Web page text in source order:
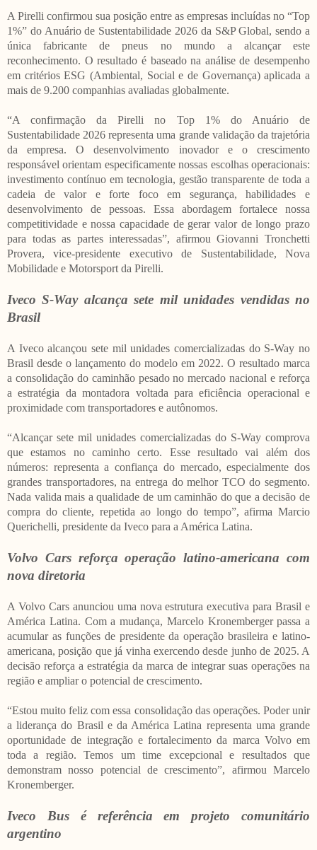
A Pirelli confirmou sua posição entre as empresas incluídas no “Top
1%” do Anuário de Sustentabilidade 2026 da S&P Global, sendo a
única fabricante de pneus no mundo a alcançar este
reconhecimento. O resultado é baseado na análise de desempenho
em critérios ESG (Ambiental, Social e de Governança) aplicada a
mais de 9.200 companhias avaliadas globalmente.
“A confirmação da Pirelli no Top 1% do Anuário de
Sustentabilidade 2026 representa uma grande validação da trajetória
da empresa. O desenvolvimento inovador e o crescimento
responsável orientam especificamente nossas escolhas operacionais:
investimento contínuo em tecnologia, gestão transparente de toda a
cadeia de valor e forte foco em segurança, habilidades e
desenvolvimento de pessoas. Essa abordagem fortalece nossa
competitividade e nossa capacidade de gerar valor de longo prazo
para todas as partes interessadas”, afirmou Giovanni Tronchetti
Provera, vice-presidente executivo de Sustentabilidade, Nova
Mobilidade e Motorsport da Pirelli.
Iveco S-Way alcança sete mil unidades vendidas no
Brasil
A Iveco alcançou sete mil unidades comercializadas do S-Way no
Brasil desde o lançamento do modelo em 2022. O resultado marca
a consolidação do caminhão pesado no mercado nacional e reforça
a estratégia da montadora voltada para eficiência operacional e
proximidade com transportadores e autônomos.
“Alcançar sete mil unidades comercializadas do S-Way comprova
que estamos no caminho certo. Esse resultado vai além dos
números: representa a confiança do mercado, especialmente dos
grandes transportadores, na entrega do melhor TCO do segmento.
Nada valida mais a qualidade de um caminhão do que a decisão de
compra do cliente, repetida ao longo do tempo”, afirma Marcio
Querichelli, presidente da Iveco para a América Latina.
Volvo Cars reforça operação latino-americana com
nova diretoria
A Volvo Cars anunciou uma nova estrutura executiva para Brasil e
América Latina. Com a mudança, Marcelo Kronemberger passa a
acumular as funções de presidente da operação brasileira e latino-
americana, posição que já vinha exercendo desde junho de 2025. A
decisão reforça a estratégia da marca de integrar suas operações na
região e ampliar o potencial de crescimento.
“Estou muito feliz com essa consolidação das operações. Poder unir
a liderança do Brasil e da América Latina representa uma grande
oportunidade de integração e fortalecimento da marca Volvo em
toda a região. Temos um time excepcional e resultados que
demonstram nosso potencial de crescimento”, afirmou Marcelo
Kronemberger.
Iveco Bus é referência em projeto comunitário
argentino